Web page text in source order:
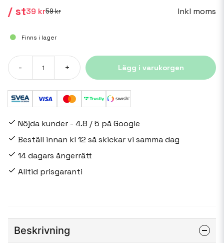
59 kr
39 kr
/ st Inkl moms
Finns i lager
- + Lägg i varukorgen
Nöjda kunder - 4.8 / 5 på Google
Beställ innan kl 12 så skickar vi samma dag
14 dagars ångerrätt
Alltid prisgaranti
Beskrivning